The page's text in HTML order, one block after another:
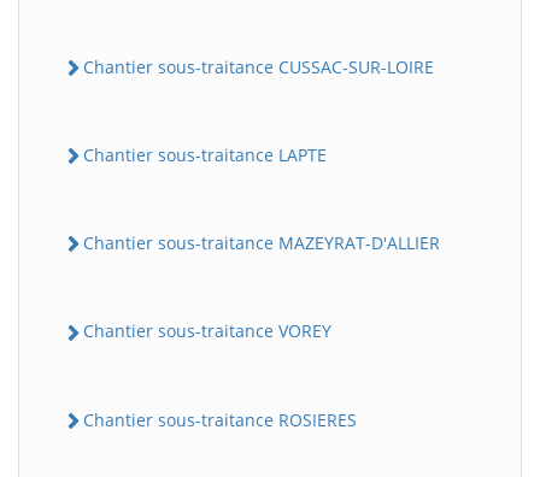
Chantier sous-traitance CUSSAC-SUR-LOIRE
Chantier sous-traitance LAPTE
Chantier sous-traitance MAZEYRAT-D'ALLIER
Chantier sous-traitance VOREY
Chantier sous-traitance ROSIERES